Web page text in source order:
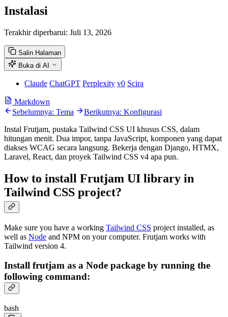
Instalasi
Terakhir diperbarui: Juli 13, 2026
Salin Halaman
Buka di AI
Claude ChatGPT Perplexity v0 Scira
Markdown
Sebelumnya: Tema
Berikutnya: Konfigurasi
Instal Frutjam, pustaka Tailwind CSS UI khusus CSS, dalam
hitungan menit. Dua impor, tanpa JavaScript, komponen yang dapat
diakses WCAG secara langsung. Bekerja dengan Django, HTMX,
Laravel, React, dan proyek Tailwind CSS v4 apa pun.
How to install Frutjam UI library in
Tailwind CSS project?
Make sure you have a working Tailwind CSS project installed, as
well as Node and NPM on your computer. Frutjam works with
Tailwind version 4.
Install frutjam as a Node package by running the
following command:
bash